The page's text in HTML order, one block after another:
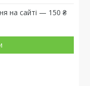
на сайті — 150 ₴